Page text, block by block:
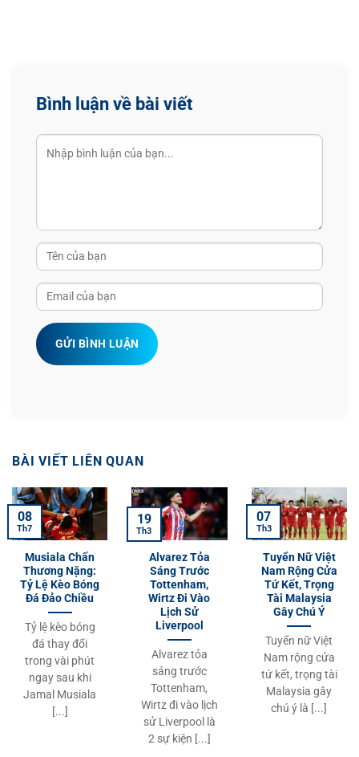
Bình luận về bài viết
GỬI BÌNH LUẬN
BÀI VIẾT LIÊN QUAN
Musiala Chấn
Thương Nặng:
Tỷ Lệ Kèo Bóng
Đá Đảo Chiều
Tỷ lệ kèo bóng
đá thay đổi
trong vài phút
ngay sau khi
Jamal Musiala
[...]
08
Th7
Alvarez Tỏa
Sáng Trước
Tottenham,
Wirtz Đi Vào
Lịch Sử
Liverpool
Alvarez tỏa
sáng trước
Tottenham,
Wirtz đi vào lịch
sử Liverpool là
2 sự kiện [...]
19
Th3
Tuyển Nữ Việt
Nam Rộng Cửa
Tứ Kết, Trọng
Tài Malaysia
Gây Chú Ý
Tuyển nữ Việt
Nam rộng cửa
tứ kết, trọng tài
Malaysia gây
chú ý là [...]
07
Th3